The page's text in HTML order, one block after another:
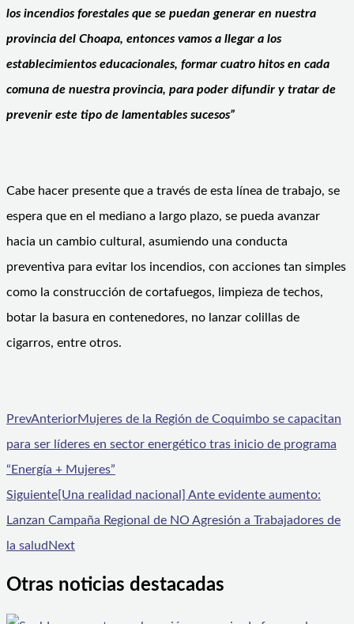
los incendios forestales que se puedan generar en nuestra
provincia del Choapa, entonces vamos a llegar a los
establecimientos educacionales, formar cuatro hitos en cada
comuna de nuestra provincia, para poder difundir y tratar de
prevenir este tipo de lamentables sucesos”
Cabe hacer presente que a través de esta línea de trabajo, se
espera que en el mediano a largo plazo, se pueda avanzar
hacia un cambio cultural, asumiendo una conducta
preventiva para evitar los incendios, con acciones tan simples
como la construcción de cortafuegos, limpieza de techos,
botar la basura en contenedores, no lanzar colillas de
cigarros, entre otros.
PrevAnteriorMujeres de la Región de Coquimbo se capacitan
para ser líderes en sector energético tras inicio de programa
“Energía + Mujeres”
Siguiente[Una realidad nacional] Ante evidente aumento:
Lanzan Campaña Regional de NO Agresión a Trabajadores de
la saludNext
Otras noticias destacadas